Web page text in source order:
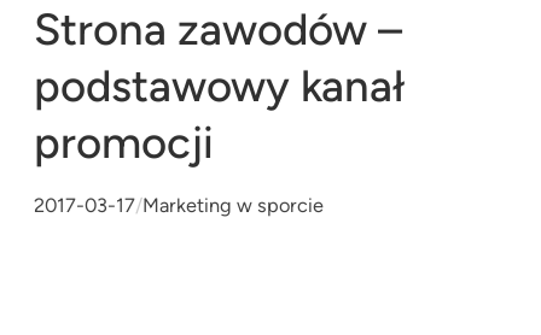
Strona zawodów –
podstawowy kanał
promocji
2017-03-17/Marketing w sporcie